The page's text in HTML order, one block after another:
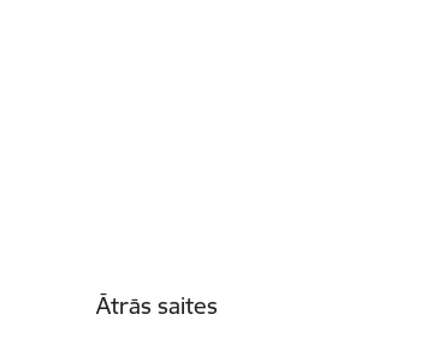
Ātrās saites